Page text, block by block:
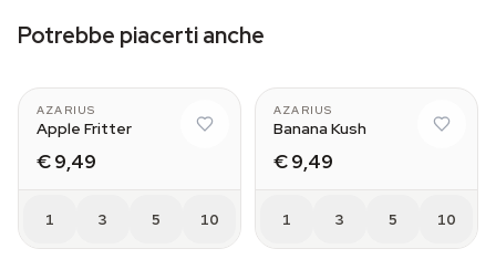
Potrebbe piacerti anche
AZARIUS
Apple Fritter
€ 9,49
1 3 5 10
AZARIUS
Banana Kush
€ 9,49
1 3 5 10